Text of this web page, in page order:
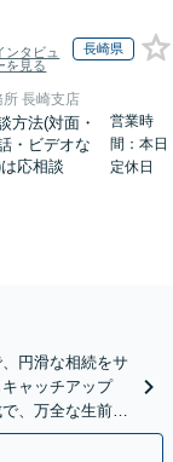
ンタビュ
を見る
長崎県
長崎支店
方法(対面・
・ビデオな
は応相談
営業時
間：本日
定休日
円滑な相続をサ
ャッチアップ
、万全な生前対